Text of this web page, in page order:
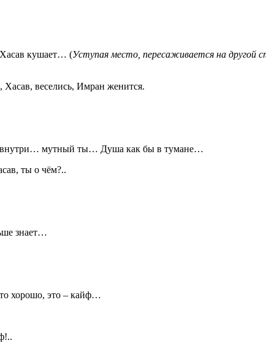
кушает… (Уступая место, пересаживается на другой
веселись, Имран женится.
внутри… мутный ты… Душа как бы в тумане…
ты о чём?..
знает…
хорошо, это – кайф…